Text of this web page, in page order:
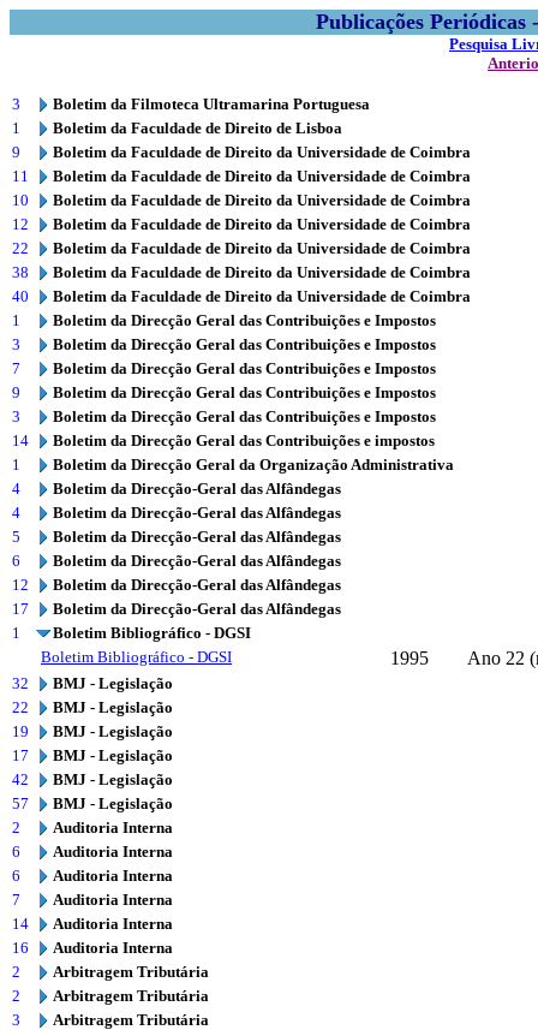
Publicações
Pesquisa
3
Boletim da Filmoteca Ultramarina Portuguesa
1
Boletim da Faculdade de Direito de Lisboa
9
Boletim da Faculdade de Direito da Universidade de Coimbra
11
Boletim da Faculdade de Direito da Universidade de Coimbra
10
Boletim da Faculdade de Direito da Universidade de Coimbra
12
Boletim da Faculdade de Direito da Universidade de Coimbra
22
Boletim da Faculdade de Direito da Universidade de Coimbra
38
Boletim da Faculdade de Direito da Universidade de Coimbra
40
Boletim da Faculdade de Direito da Universidade de Coimbra
1
Boletim da Direcção Geral das Contribuições e Impostos
3
Boletim da Direcção Geral das Contribuições e Impostos
7
Boletim da Direcção Geral das Contribuições e Impostos
9
Boletim da Direcção Geral das Contribuições e Impostos
3
Boletim da Direcção Geral das Contribuições e Impostos
14
Boletim da Direcção Geral das Contribuições e impostos
1
Boletim da Direcção Geral da Organização Administrativa
4
Boletim da Direcção-Geral das Alfândegas
4
Boletim da Direcção-Geral das Alfândegas
5
Boletim da Direcção-Geral das Alfândegas
6
Boletim da Direcção-Geral das Alfândegas
12
Boletim da Direcção-Geral das Alfândegas
17
Boletim da Direcção-Geral das Alfândegas
1
Boletim Bibliográfico - DGSI
Boletim Bibliográfico - DGSI
1995 Ano 22
32
BMJ - Legislação
22
BMJ - Legislação
19
BMJ - Legislação
17
BMJ - Legislação
42
BMJ - Legislação
57
BMJ - Legislação
2
Auditoria Interna
6
Auditoria Interna
6
Auditoria Interna
7
Auditoria Interna
14
Auditoria Interna
16
Auditoria Interna
2
Arbitragem Tributária
2
Arbitragem Tributária
3
Arbitragem Tributária